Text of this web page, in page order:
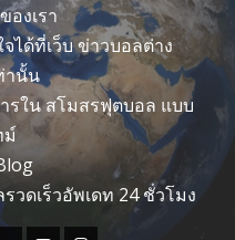
องเรา
ได้ที่เว็บ ข่าวบอลต่าง
านั้น
รใน สโมสรฟุตบอล แบบ
ม์
ดเร็วอัพเดท 24 ชั่วโมง